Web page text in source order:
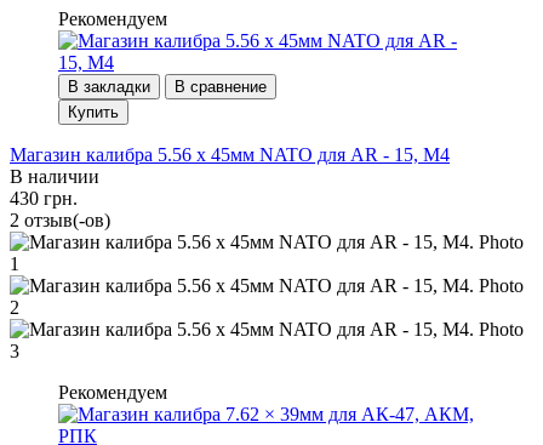
Рекомендуем
В закладки
В сравнение
Купить
Магазин калибра 5.56 х 45мм NATO для AR - 15, M4
В наличии
430 грн.
2 отзыв(-ов)
Рекомендуем